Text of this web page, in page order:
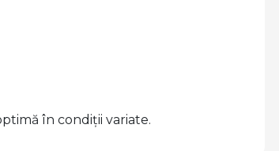
în condiții variate.